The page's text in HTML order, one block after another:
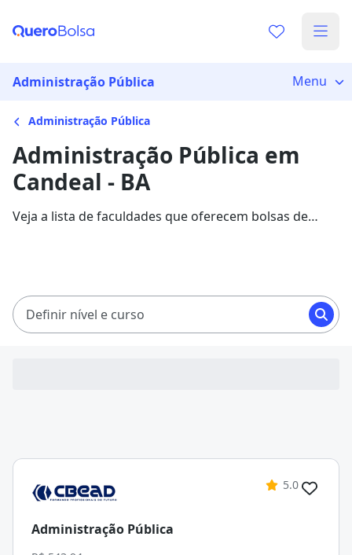
Administração Pública Menu
Administração Pública
Administração Pública em
Candeal - BA
Veja a lista de faculdades que oferecem bolsas de
Definir nível e curso
5.0
Administração Pública